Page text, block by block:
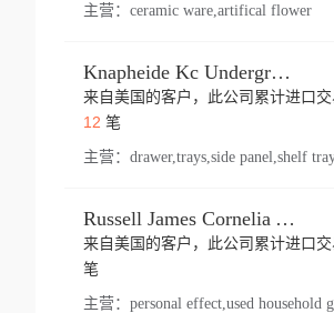
主营： ceramic ware,artifical flower
Knapheide Kc Underground
来自美国的客户，此公司累计进口交
12 笔
主营：
Russell James Cornelia Arlington Va
来自美国的客户，此公司累计进口交
笔
主营：